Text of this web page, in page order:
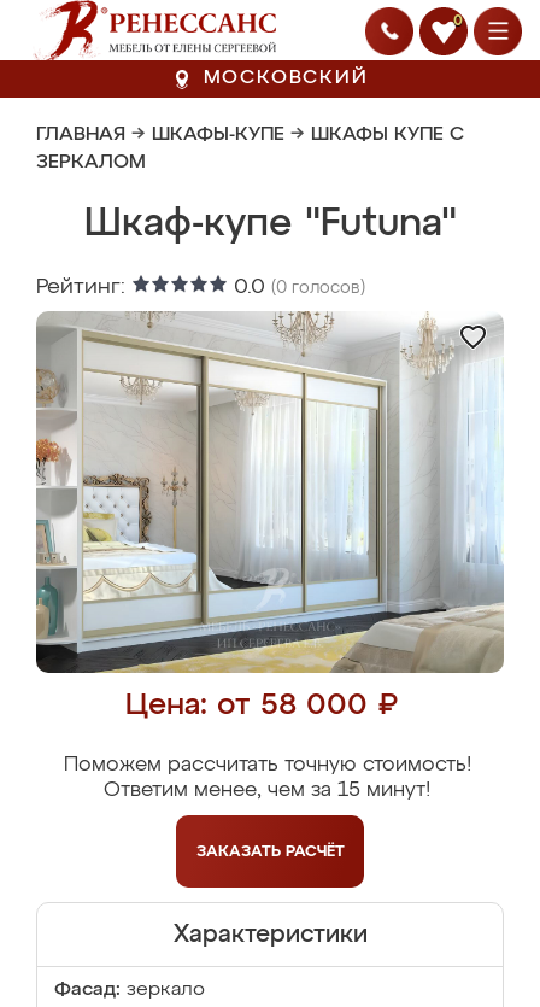
0
МОСКОВСКИЙ
ГЛАВНАЯ → ШКАФЫ-КУПЕ → ШКАФЫ КУПЕ С
ЗЕРКАЛОМ
Шкаф-купе "Futuna"
Рейтинг: 0.0 (0 голосов)
Цена: от 58 000 ₽
Поможем рассчитать точную стоимость!
Ответим менее, чем за 15 минут!
ЗАКАЗАТЬ РАСЧЁТ
Характеристики
Фасад: зеркало